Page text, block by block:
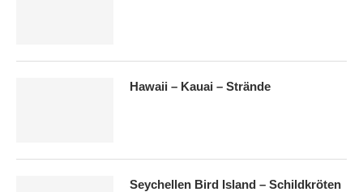
Hawaii – Kauai – Strände
Seychellen Bird Island – Schildkröten